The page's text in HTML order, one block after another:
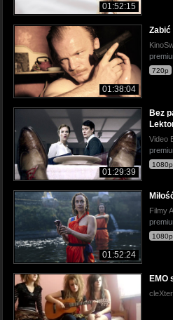
01:52:15
01:38:04
Zabić
720p
01:29:39
Bez
Video
1080p
01:52:24
Filmy
1080p
EMO
cleXter